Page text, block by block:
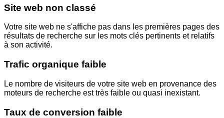
Site web non classé
Votre site web ne s'affiche pas dans les premières pages des
résultats de recherche sur les mots clés pertinents et relatifs
à son activité.
Trafic organique faible
Le nombre de visiteurs de votre site web en provenance des
moteurs de recherche est très faible ou quasi inexistant.
Taux de conversion faible